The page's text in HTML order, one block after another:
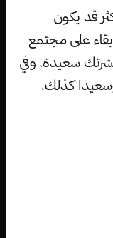
قد يكون
على مجتمع
سعيدة، وفي
كذلك.